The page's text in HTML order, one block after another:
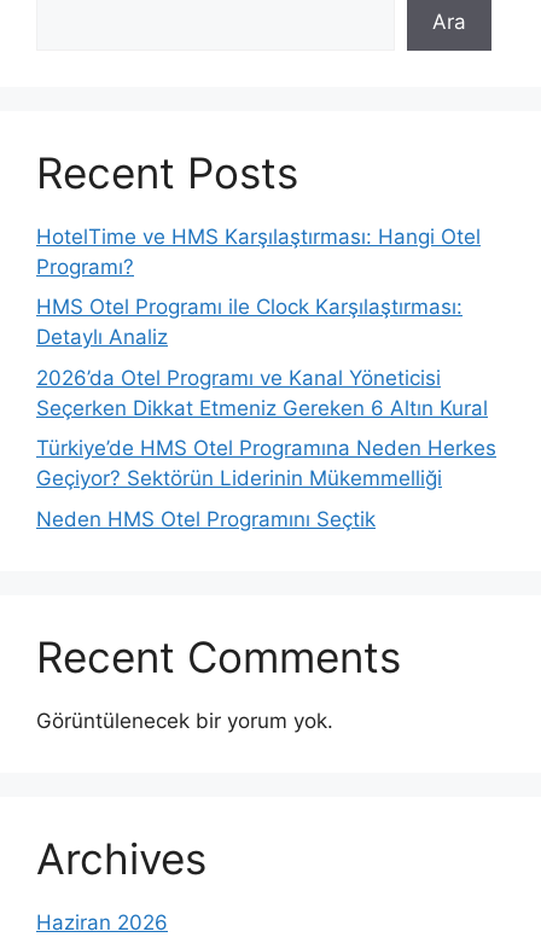
Ara
Recent Posts
HotelTime ve HMS Karşılaştırması: Hangi Otel
Programı?
HMS Otel Programı ile Clock Karşılaştırması:
Detaylı Analiz
2026’da Otel Programı ve Kanal Yöneticisi
Seçerken Dikkat Etmeniz Gereken 6 Altın Kural
Türkiye’de HMS Otel Programına Neden Herkes
Geçiyor? Sektörün Liderinin Mükemmelliği
Neden HMS Otel Programını Seçtik
Recent Comments
Görüntülenecek bir yorum yok.
Archives
Haziran 2026